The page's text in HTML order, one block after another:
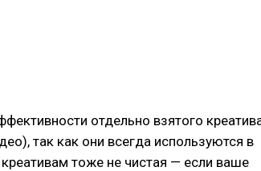
отдельно взятого
так как они всегда используются в
тоже не чистая — если ваше